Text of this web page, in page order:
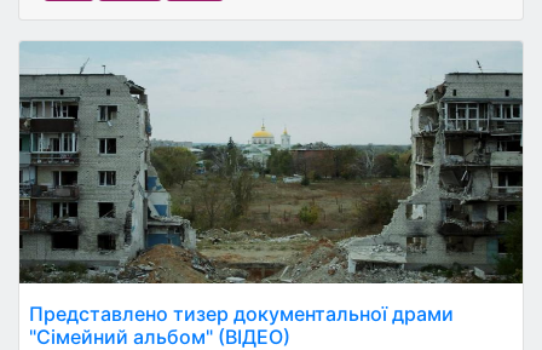
Представлено тизер документальної драми
"Сімейний альбом" (ВІДЕО)